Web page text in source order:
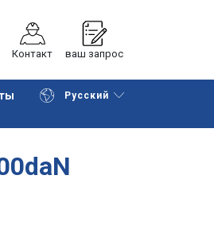
Контакт ваш запрос
Русский
К корзине